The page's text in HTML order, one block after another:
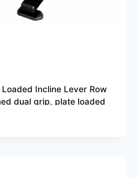
Incline Lever Row
dual grip, plate loaded
konstruktion